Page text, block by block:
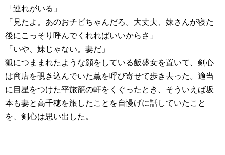
「連れがいる」
「見たよ。あのおチビちゃんだろ。大丈夫、妹さんが寝た
後にこっそり呼んでくれればいいからさ」
「いや、妹じゃない。妻だ」
狐につままれたような顔をしている飯盛女を置いて、剣心
は商店を覗き込んでいた薫を呼び寄せて歩き去った。適当
に目星をつけた平旅籠の軒をくぐったとき、そういえば坂
本も妻と高千穂を旅したことを自慢げに話していたこと
を、剣心は思い出した。